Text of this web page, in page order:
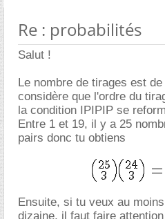
Re : probabilités
Salut !
Le nombre de tirages est
considère que l'ordre du
la condition IPIPIP se
Entre 1 et 19, il y a 25
pairs donc tu obtiens
Ensuite, si tu veux au
dizaine, il faut faire